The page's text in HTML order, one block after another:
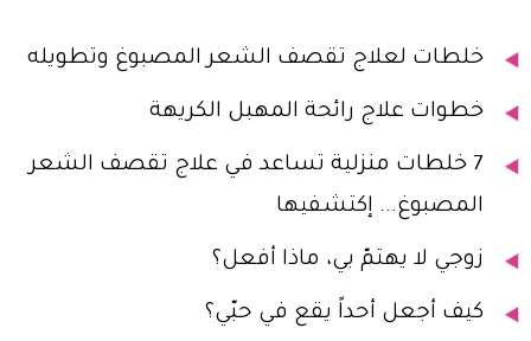
خلطات لعلاج تقصف الشعر المصبوغ وتطويله
خطوات علاج رائحة المهبل الكريهة
7 خلطات منزلية تساعد في علاج تقصف الشعر
المصبوغ... إكتشفيها
زوجي لا يهتمّ بي، ماذا أفعل؟
كيف أجعل أحداً يقع في حبّي؟